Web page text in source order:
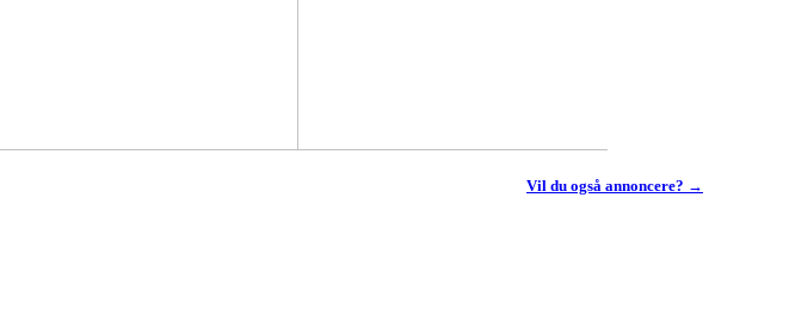
Vil du også annoncere? →